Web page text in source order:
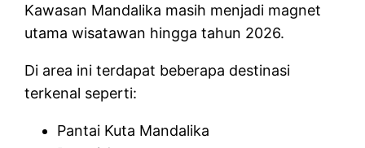
Kawasan Mandalika masih menjadi magnet
utama wisatawan hingga tahun 2026.
Di area ini terdapat beberapa destinasi
terkenal seperti:
Pantai Kuta Mandalika